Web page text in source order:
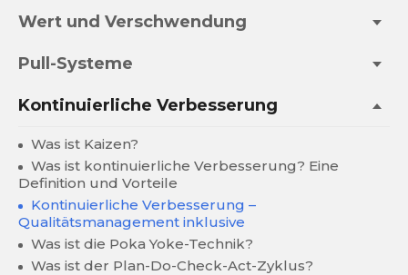
Wert und Verschwendung
Pull-Systeme
Kontinuierliche Verbesserung
Was ist Kaizen?
Was ist kontinuierliche Verbesserung? Eine
Definition und Vorteile
Kontinuierliche Verbesserung –
Qualitätsmanagement inklusive
Was ist die Poka Yoke-Technik?
Was ist der Plan-Do-Check-Act-Zyklus?